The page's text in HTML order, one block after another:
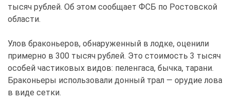
тысяч рублей. Об этом сообщает ФСБ по Ростовской
области.
Улов браконьеров, обнаруженный в лодке, оценили
примерно в 300 тысяч рублей. Это стоимость 3 тысяч
особей частиковых видов: пеленгаса, бычка, тарани.
Браконьеры использовали донный трал — орудие лова
в виде сетки.